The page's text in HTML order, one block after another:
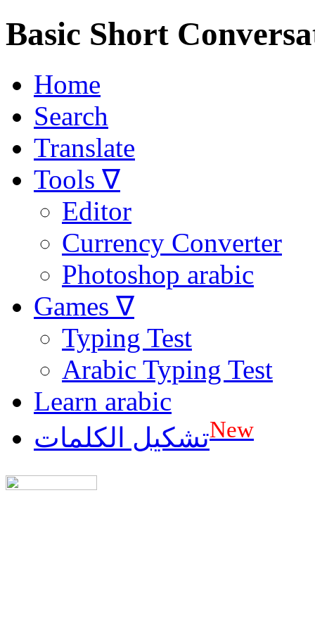
Basic Short
Home
Search
Translate
Tools ∇
Editor
Currency Converter
Photoshop arabic
Games ∇
Typing Test
Arabic Typing Test
Learn arabic
تشكيل الكلماتNew